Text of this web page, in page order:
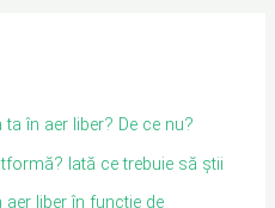
în aer liber? De ce nu?
Iată ce trebuie să știi
liber în funcție de